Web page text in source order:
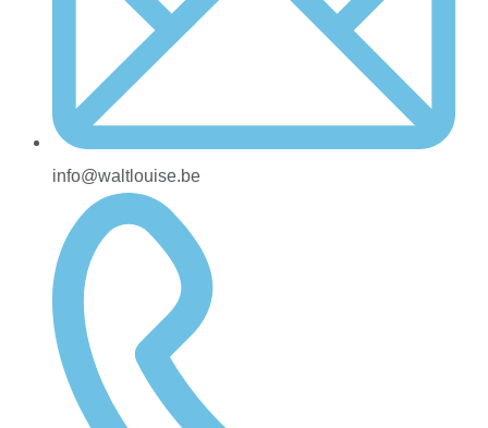
info@waltlouise.be